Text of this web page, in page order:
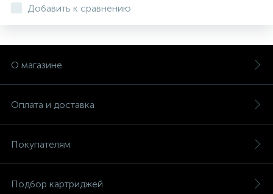
Добавить к сравнению
О магазине
Оплата и доставка
Покупателям
Подбор картриджей